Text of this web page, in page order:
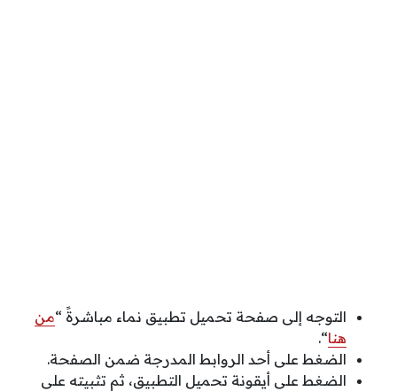
التوجه إلى صفحة تحميل تطبيق نماء مباشرةً “من
هنا“.
الضغط على أحد الروابط المدرجة ضمن الصفحة.
الضغط على أيقونة تحميل التطبيق، ثم تثبيته على